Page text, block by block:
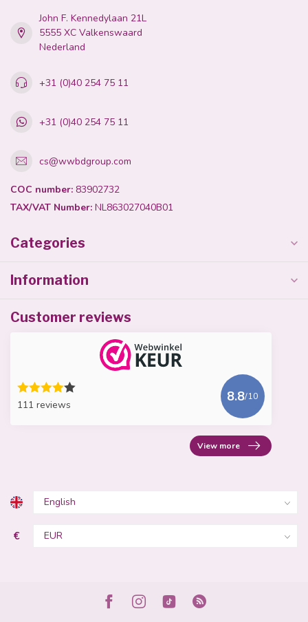
John F. Kennedylaan 21L
5555 XC Valkenswaard
Nederland
+31 (0)40 254 75 11
+31 (0)40 254 75 11
cs@wwbdgroup.com
COC number: 83902732
TAX/VAT Number: NL863027040B01
Categories
Information
Customer reviews
111 reviews
8.8/10
View more
€